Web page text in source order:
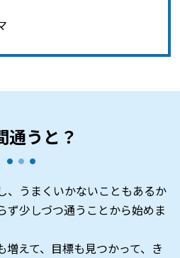
通うと？
、うまくいかないこともあるか
ず少しづつ通うことから始めま
えて、目標も見つかって、き